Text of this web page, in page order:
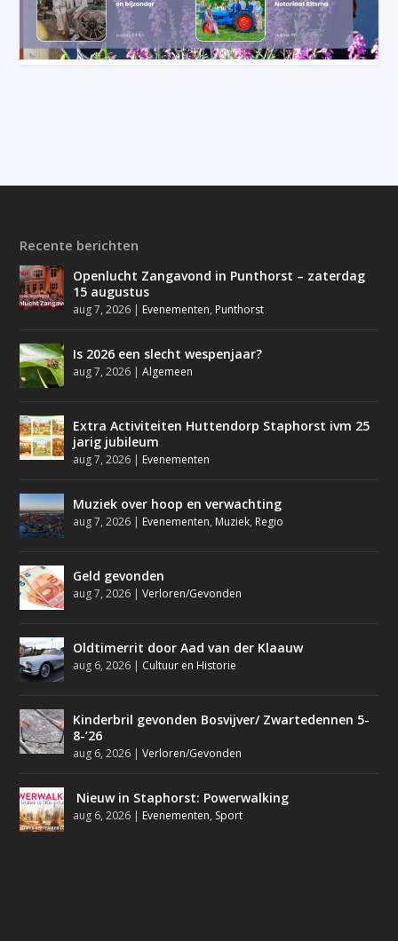
Recente berichten
Openlucht Zangavond in Punthorst – zaterdag
15 augustus
aug 7, 2026 | Evenementen, Punthorst
Is 2026 een slecht wespenjaar?
aug 7, 2026 |Algemeen
Extra Activiteiten Huttendorp Staphorst ivm 25
jarig jubileum
aug 7, 2026 | Evenementen
Muziek over hoop en verwachting
aug 7, 2026 | Evenementen, Muziek, Regio
Geld gevonden
aug 7, 2026 |Verloren/Gevonden
Oldtimerrit door Aad van der Klaauw
aug 6, 2026 | Cultuur en Historie
Kinderbril gevonden Bosvijver/ Zwartedennen 5-
8-’26
aug 6, 2026 |Verloren/Gevonden
Nieuw in Staphorst: Powerwalking
aug 6, 2026 | Evenementen, Sport